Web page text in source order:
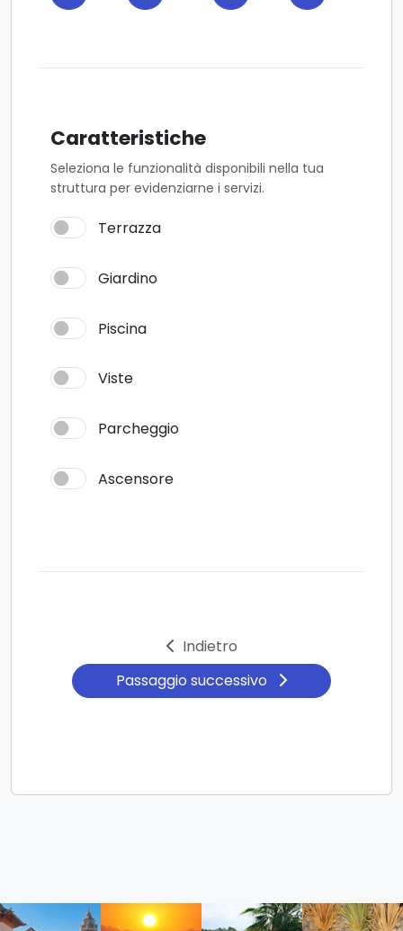
Caratteristiche
Seleziona le funzionalità disponibili nella tua
struttura per evidenziarne i servizi.
Terrazza
Giardino
Piscina
Viste
Parcheggio
Ascensore
Indietro
Passaggio successivo